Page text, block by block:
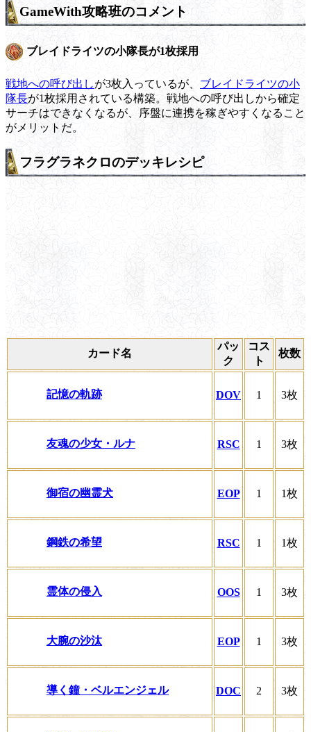
GameWith攻略班のコメント
ブレイドライツの小隊長が1枚採用
戦地への呼び出しが3枚入っているが、 ブレイドライツの小
隊長が1枚採用されている構築。戦地への呼び出しから確定
サーチはできなくなるが、序盤に連携を稼ぎやすくなること
がメリットだ。
フラグラネクロのデッキレシピ
カード名
パッ
ク
コス
ト
枚数
記憶の軌跡 DOV 1 3枚
友魂の少女・ルナ RSC 1 3枚
御宿の幽霊犬 EOP 1 1枚
鋼鉄の希望 RSC 1 1枚
霊体の侵入 OOS 1 3枚
大腕の沙汰 EOP 1 3枚
導く鐘・ベルエンジェル DOC 2 3枚